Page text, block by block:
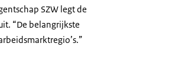
SZW legt de
“De belangrijkste